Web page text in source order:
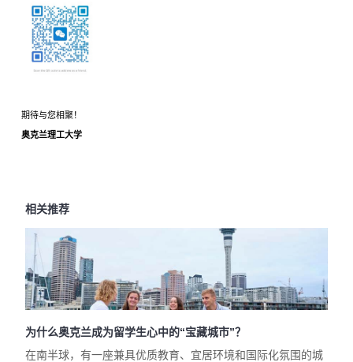
期待与您相聚！
奥克兰理工大学
相关推荐
为什么奥克兰成为留学生心中的“宝藏城市”？
在南半球，有一座兼具优质教育、宜居环境和国际化氛围的城